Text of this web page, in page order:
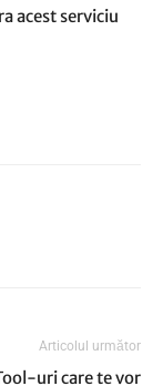
acest serviciu
Articolul următor
uri care te vor